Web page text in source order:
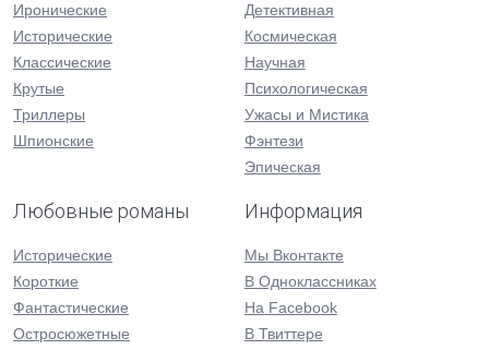
Иронические
Исторические
Классические
Крутые
Триллеры
Шпионские
Детективная
Космическая
Научная
Психологическая
Ужасы и Мистика
Фэнтези
Эпическая
Любовные романы
Исторические
Короткие
Фантастические
Остросюжетные
Информация
Мы Вконтакте
В Одноклассниках
На Facebook
В Твиттере